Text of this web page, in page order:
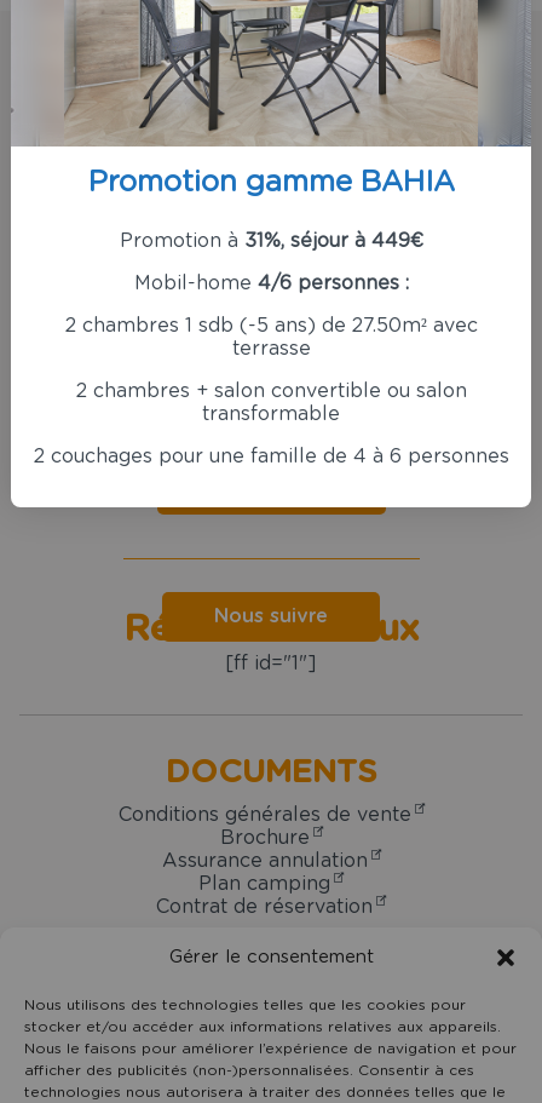
Gérer le consentement
Nous utilisons des technologies telles que les cookies pour
stocker et/ou accéder aux informations relatives aux appareils.
Nous le faisons pour améliorer l’expérience de navigation et pour
afficher des publicités (non-)personnalisées. Consentir à ces
technologies nous autorisera à traiter des données telles que le
Promotion gamme BAHIA
Promotion à 31%, séjour à 449€
Mobil-home 4/6 personnes :
2 chambres 1 sdb (-5 ans) de 27.50m² avec
terrasse
2 chambres + salon convertible ou salon
transformable
2 couchages pour une famille de 4 à 6 personnes
Avis clients
8.6
Camping Paradis le Domaine
Oyat
Note moyenne sur 800 avis
Réseaux sociaux
[ff id="1"]
Nous suivre
Camping
Domaine
Oyat
7 rue du Centre - 85800 Le Fenouiller
DOCUMENTS
Conditions générales de vente
Brochure
Assurance annulation
Plan camping
Contrat de réservation